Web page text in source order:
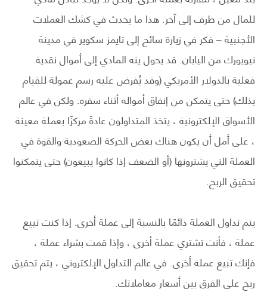
للمال من طرف إلى آخر. هذا ما يحدث في كشك العملات
الأجنبية – فكر في زيارة سائح إلى تايمز سكوير في مدينة
نيويورك من اليابان. قد يحول ينه المادي إلى أموال نقدية
فعلية بالدولار الأمريكي (وقد يُفرض عليه رسم عمولة للقيام
بذلك) حتى يتمكن من إنفاق أمواله أثناء سفره. ولكن في عالم
الأسواق الإلكترونية ، يتخذ المتداولون عادةً مركزًا بعملة معينة
، على أمل أن يكون هناك بعض الحركة الصعودية والقوة في
العملة التي يشترونها (أو الضعف إذا كانوا يبيعون) حتى يتمكنوا
تحقيق الربح.
يتم تداول العملة دائمًا بالنسبة إلى عملة أخرى. إذا كنت تبيع
عملة ، فأنت تشتري عملة أخرى ، وإذا قمت بشراء عملة ،
فإنك تبيع عملة أخرى. في عالم التداول الإلكتروني ، يتم تحقيق
ربح على الفرق بين أسعار معاملاتك.